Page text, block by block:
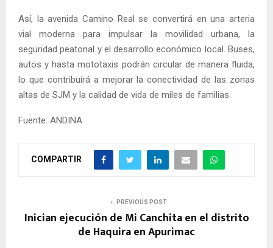
Así, la avenida Camino Real se convertirá en una arteria
vial moderna para impulsar la movilidad urbana, la
seguridad peatonal y el desarrollo económico local. Buses,
autos y hasta mototaxis podrán circular de manera fluida,
lo que contribuirá a mejorar la conectividad de las zonas
altas de SJM y la calidad de vida de miles de familias.
Fuente: ANDINA
COMPARTIR
PREVIOUS POST
Inician ejecución de Mi Canchita en el distrito
de Haquira en Apurimac